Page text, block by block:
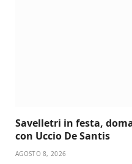
Savelletri in festa,
con Uccio De Santis
AGOSTO 8, 2026